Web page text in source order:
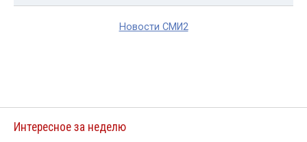
Новости СМИ2
Интересное за неделю